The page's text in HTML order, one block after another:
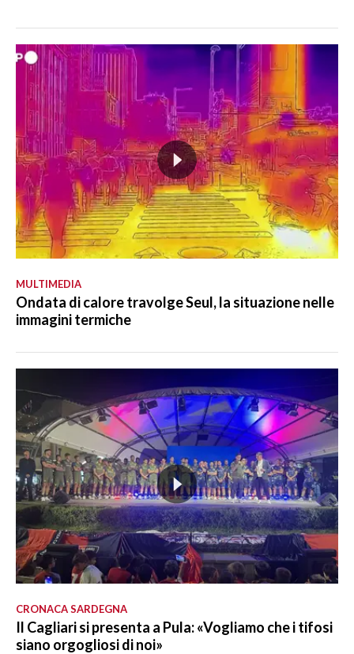
MULTIMEDIA
Ondata di calore travolge Seul, la situazione nelle
immagini termiche
CRONACA SARDEGNA
Il Cagliari si presenta a Pula: «Vogliamo che i tifosi
siano orgogliosi di noi»